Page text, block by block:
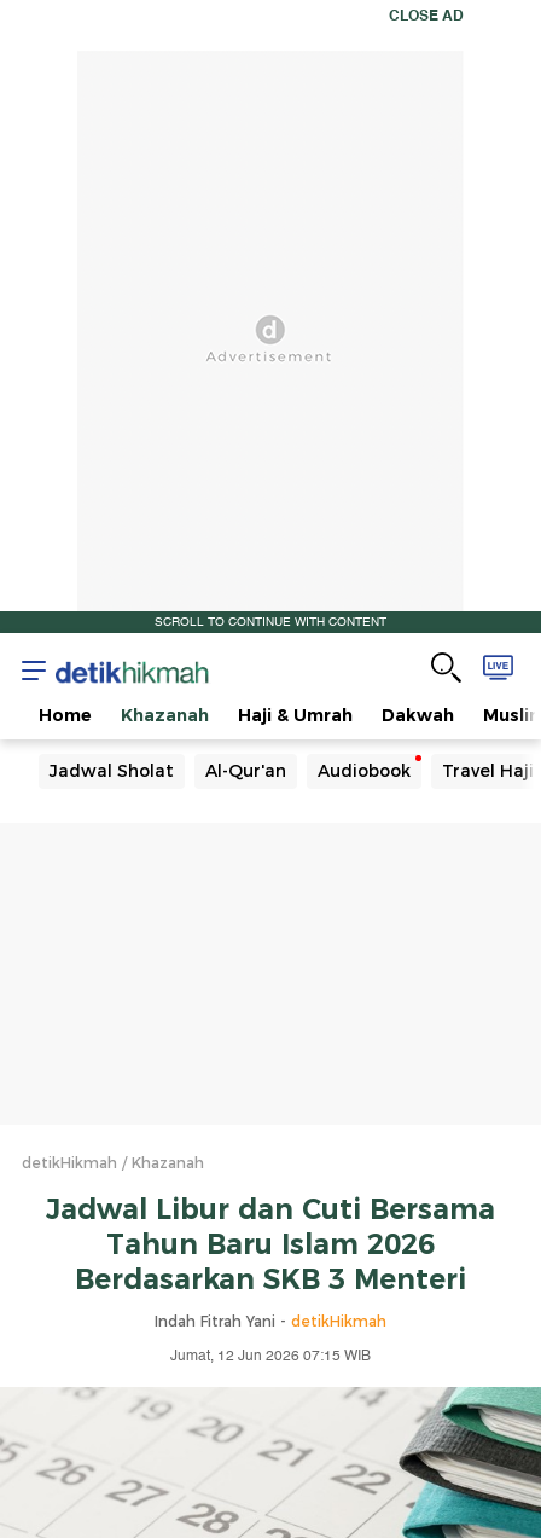
CLOSE AD
SCROLL TO CONTINUE WITH CONTENT
Home Khazanah Haji & Umrah Dakwah
Jadwal Sholat Al-Qur'an Audiobook Travel Haji
detikHikmah Khazanah
Jadwal Libur dan Cuti Bersama
Tahun Baru Islam 2026
Berdasarkan SKB 3 Menteri
Indah Fitrah Yani - detikHikmah
Jumat, 12 Jun 2026 07:15 WIB